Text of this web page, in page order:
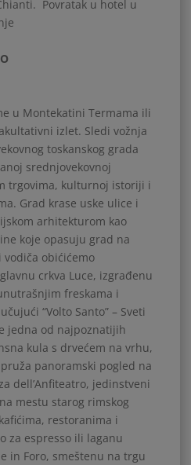
Povratak u hotel u
u Montekatini Termama ili
izlet. Sledi vožnja
toskanskog grada
srednjovekovnoj
trgovima, kulturnoj istoriji i
Grad krase uske ulice i
arhitekturom kao
koje opasuju grad na
obićićemo
crkva Luce, izgrađenu
freskama i
“Volto Santo” – Sveti
jedna od najpoznatijih
kula s drvećem na vrhu,
panoramski pogled na
dell’Anfiteatro, jedinstveni
mestu starog rimskog
restoranima i
za espresso ili laganu
in Foro, smeštenu na trgu